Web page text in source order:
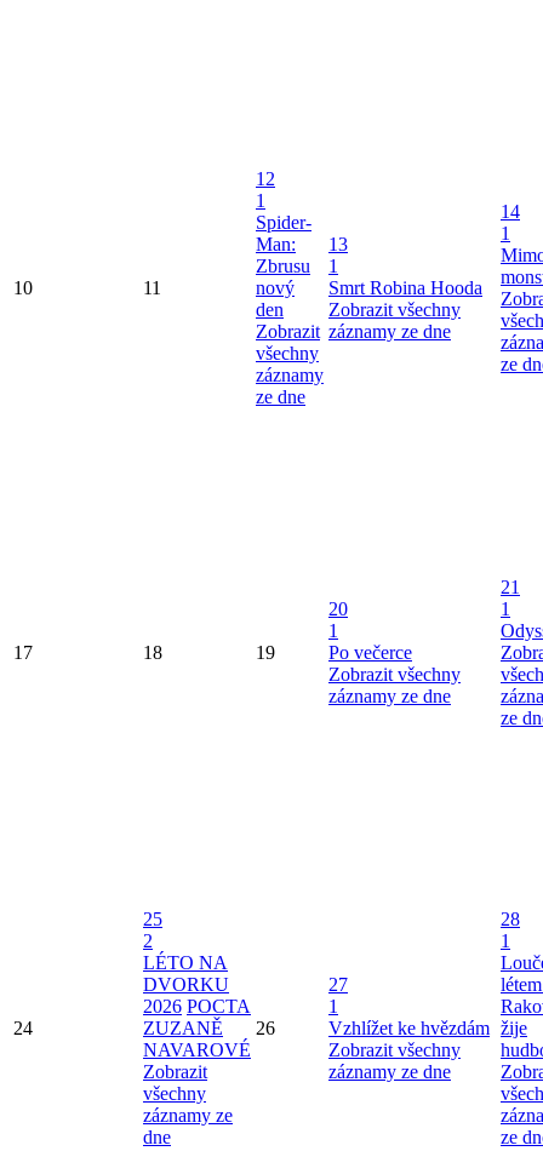
10 11
12
1
Spider-
Man:
Zbrusu
nový
den
Zobrazit
všechny
záznamy
ze dne
13
1
Smrt Robina Hooda
Zobrazit všechny
záznamy ze dne
14
1
ze
17 18 19
20
1
Po večerce
Zobrazit všechny
záznamy ze dne
21
1
ze
24
25
2
LÉTO NA
DVORKU
2026 POCTA
ZUZANĚ
NAVAROVÉ
Zobrazit
všechny
záznamy ze
dne
26
27
1
Vzhlížet ke hvězdám
Zobrazit všechny
záznamy ze dne
28
1
žije
ze